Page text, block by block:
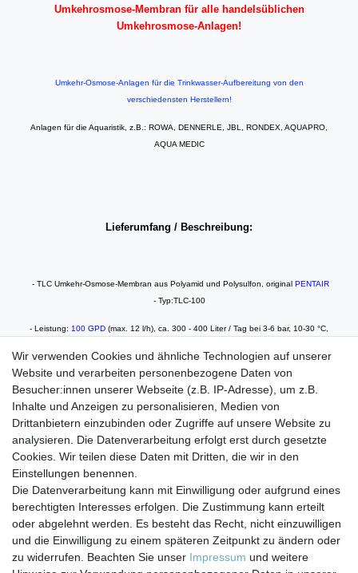
Umkehrosmose-Membran für alle handelsüblichen
Umkehrosmose-Anlagen!
Umkehr-Osmose-Anlagen für die Trinkwasser-Aufbereitung von den
verschiedensten Herstellern!
Anlagen für die Aquaristik, z.B.: ROWA, DENNERLE, JBL, RONDEX, AQUAPRO,
AQUA MEDIC
Lieferumfang / Beschreibung:
- TLC Umkehr-Osmose-Membran aus Polyamid und Polysulfon, original PENTAIR
- Typ:TLC-100
- Leistung: 100 GPD (max. 12 l/h), ca. 300 - 400 Liter / Tag bei 3-6 bar, 10-30 °C,
- Rückhalte-Rate /Filter-Leistung:bis zu 99 %(min. 95 %) bei 3-6 bar, 10-30 °C,
250 mg/l GSG
Impressum Daten­schutz­erklärung AGB
Barrierefreiheitserklärung Widerrufs­recht
Wir verwenden Cookies und ähnliche Technologien auf unserer
Website und verarbeiten personenbezogene Daten von
Besucher:innen unserer Webseite (z.B. IP-Adresse), um z.B.
Inhalte und Anzeigen zu personalisieren, Medien von
Drittanbietern einzubinden oder Zugriffe auf unsere Website zu
analysieren. Die Datenverarbeitung erfolgt erst durch gesetzte
Cookies. Wir teilen diese Daten mit Dritten, die wir in den
Einstellungen benennen.
Die Datenverarbeitung kann mit Einwilligung oder aufgrund eines
berechtigten Interesses erfolgen. Die Zustimmung kann erteilt
oder abgelehnt werden. Es besteht das Recht, nicht einzuwilligen
und die Einwilligung zu einem späteren Zeitpunkt zu ändern oder
zu widerrufen. Beachten Sie unser Impressum und weitere